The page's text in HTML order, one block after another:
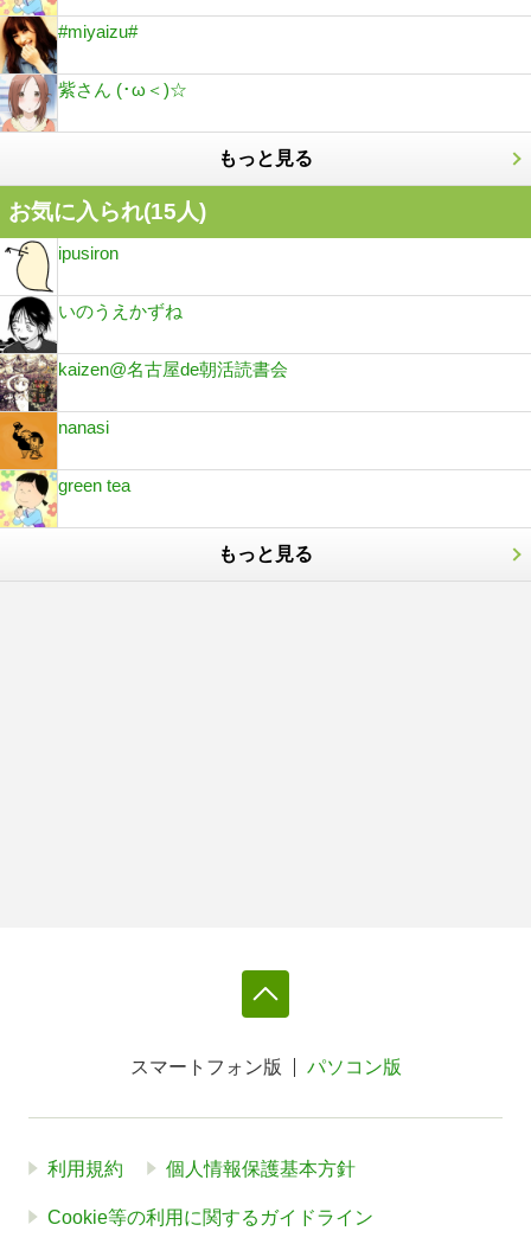
#miyaizu#
紫さん (･ω＜)☆
もっと見る
お気に入られ(15人)
ipusiron
いのうえかずね
kaizen@名古屋de朝活読書会
nanasi
green tea
もっと見る
スマートフォン版 パソコン版
利用規約 個人情報保護基本方針
Cookie等の利用に関するガイドライン